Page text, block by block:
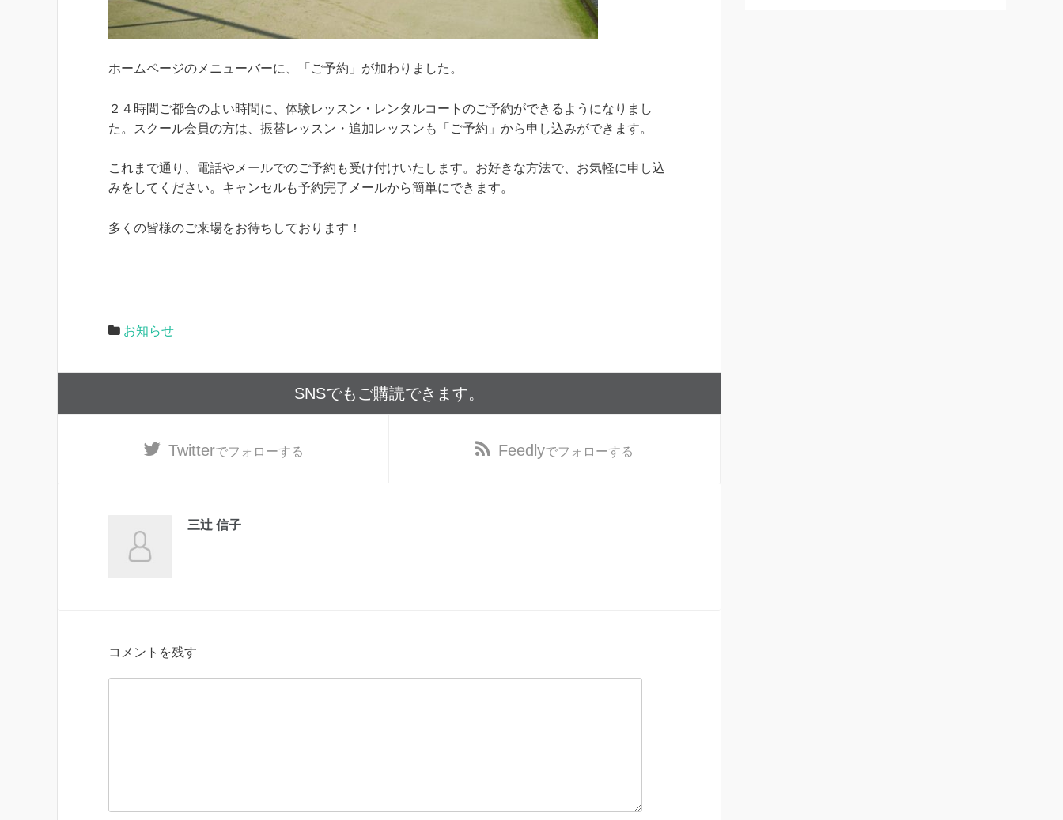
ホームページのメニューバーに、「ご予約」が加わりました。
２４時間ご都合のよい時間に、体験レッスン・レンタルコートのご予約ができるようになりまし
た。スクール会員の方は、振替レッスン・追加レッスンも「ご予約」から申し込みができます。
これまで通り、電話やメールでのご予約も受け付けいたします。お好きな方法で、お気軽に申し込
みをしてください。キャンセルも予約完了メールから簡単にできます。
多くの皆様のご来場をお待ちしております！
お知らせ
SNSでもご購読できます。
Twitterでフォローする Feedlyでフォローする
三辻 信子
コメントを残す